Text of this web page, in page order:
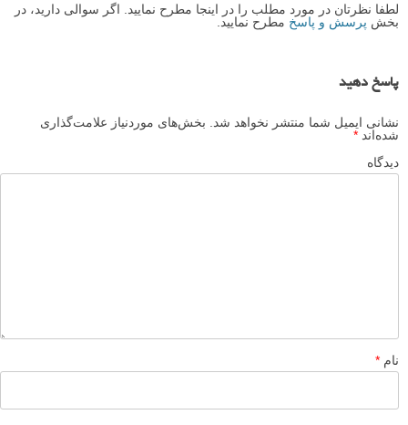
لطفا نظرتان در مورد مطلب را در اینجا مطرح نمایید. اگر سوالی دارید، در
بخش پرسش و پاسخ مطرح نمایید.
پاسخ دهید
نشانی ایمیل شما منتشر نخواهد شد.
بخش‌های موردنیاز علامت‌گذاری
شده‌اند *
دیدگاه
نام *